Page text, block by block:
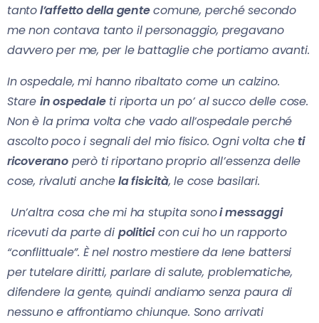
tantol’affetto della gentecomune, perché secondo
me non contava tanto il personaggio, pregavano
davvero per me, per le battaglie che portiamo avanti.
In ospedale, mi hanno ribaltato come un calzino.
Stare in ospedaleti riporta un po’ al succo delle cose.
Non è la prima volta che vado all’ospedale perché
ascolto poco i segnali del mio fisico. Ogni volta che ti
ricoverano però ti riportano proprio all’essenza delle
cose, rivaluti anchela fisicità, le cose basilari.
Un’altra cosa che mi ha stupita sonoi messaggi
ricevuti da parte di politicicon cui ho un rapporto
“conflittuale”. È nel nostro mestiere da Iene battersi
per tutelare diritti, parlare di salute, problematiche,
difendere la gente, quindi andiamo senza paura di
nessuno e affrontiamo chiunque. Sono arrivati